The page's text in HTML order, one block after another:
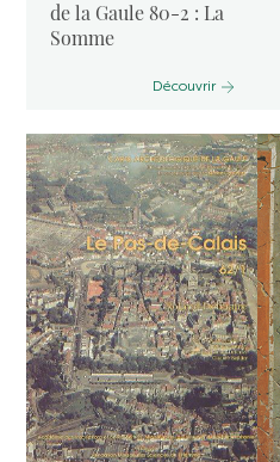
de la Gaule 80-2 : La
Somme
Découvrir